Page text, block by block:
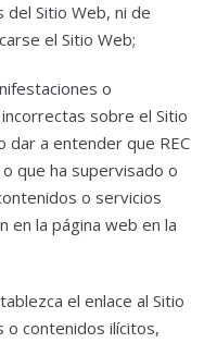
Sitio Web, ni de
el Sitio Web;
o
sobre el Sitio
dar a entender que REC
que ha supervisado o
o servicios
en la página web en la
el enlace al Sitio
o contenidos ilícitos,